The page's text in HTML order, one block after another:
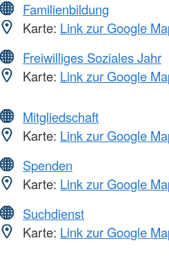
Familienbildung
Karte: Link zur Google
Freiwilliges Soziales Jahr
Karte: Link zur Google
Mitgliedschaft
Karte: Link zur Google
Spenden
Karte: Link zur Google
Suchdienst
Karte: Link zur Google